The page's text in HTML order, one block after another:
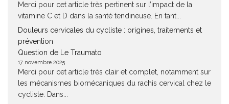
Merci pour cet article très pertinent sur l’impact de la
vitamine C et D dans la santé tendineuse. En tant...
Douleurs cervicales du cycliste : origines, traitements et
prévention
Question de Le Traumato
17 novembre 2025
Merci pour cet article très clair et complet, notamment sur
les mécanismes biomécaniques du rachis cervical chez le
cycliste. Dans...